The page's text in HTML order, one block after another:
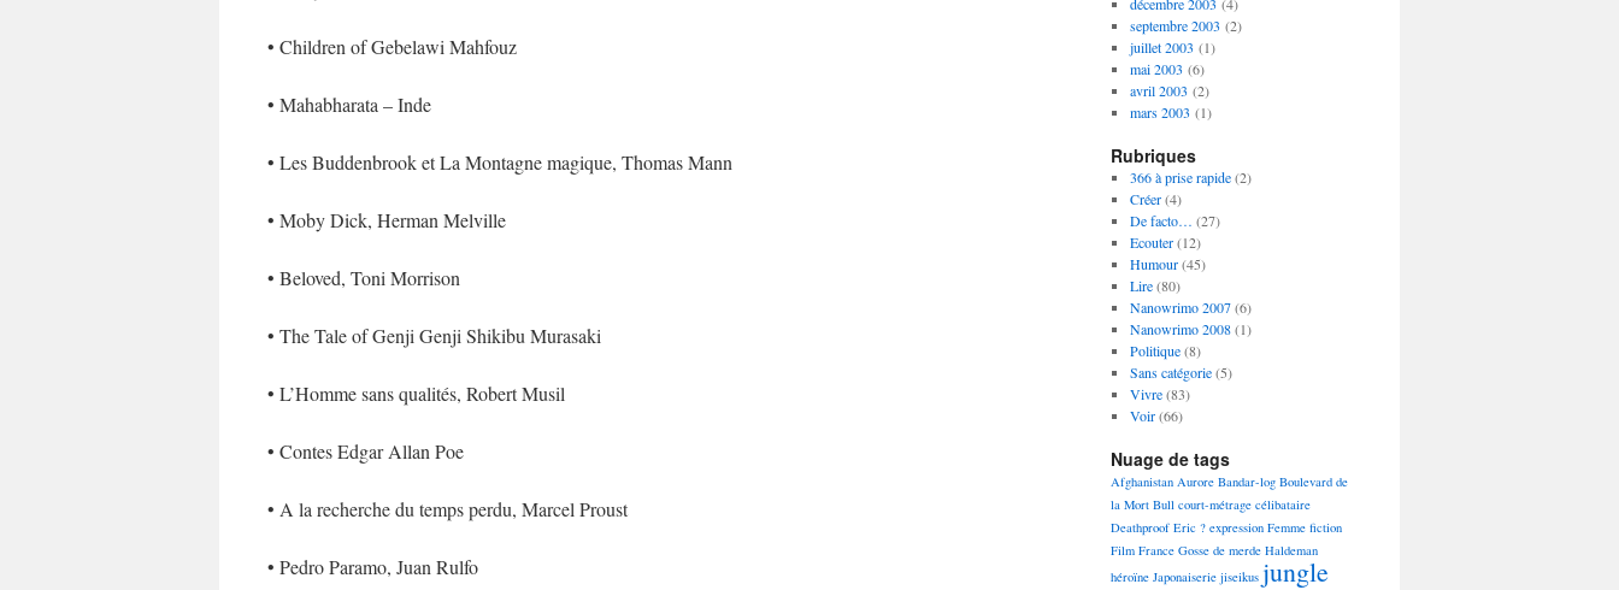
• Children of Gebelawi Mahfouz
• Mahabharata – Inde
• Les Buddenbrook et La Montagne magique, Thomas Mann
• Moby Dick, Herman Melville
• Beloved, Toni Morrison
• The Tale of Genji Genji Shikibu Murasaki
• L’Homme sans qualités, Robert Musil
• Contes Edgar Allan Poe
• A la recherche du temps perdu, Marcel Proust
• Pedro Paramo, Juan Rulfo
septembre 2003 (2)
juillet 2003 (1)
mai 2003 (6)
avril 2003 (2)
mars 2003 (1)
Rubriques
366 à prise rapide(2)
Créer(4)
De facto… (27)
Ecouter(12)
Humour(45)
Lire(80)
Nanowrimo 2007(6)
Nanowrimo 2008(1)
Politique(8)
Sans catégorie(5)
Vivre(83)
Voir(66)
Nuage de tags
Afghanistan Aurore Bandar-log Boulevard de
la Mort Bull court-métrage célibataire
Deathproof Eric ? expression Femme fiction
Film France Gosse de merde Haldeman
héroïne Japonaiserie jiseikus jungle